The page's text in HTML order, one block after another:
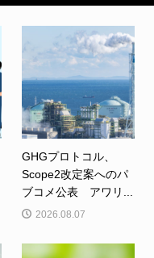
GHGプロトコル、
Scope2改定案へのパ
ブコメ公表 アワリ...
2026.08.07